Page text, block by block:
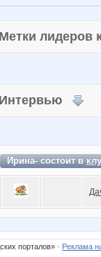
Метки
Интервью
Ирина- состоит в
порталов» · Реклама